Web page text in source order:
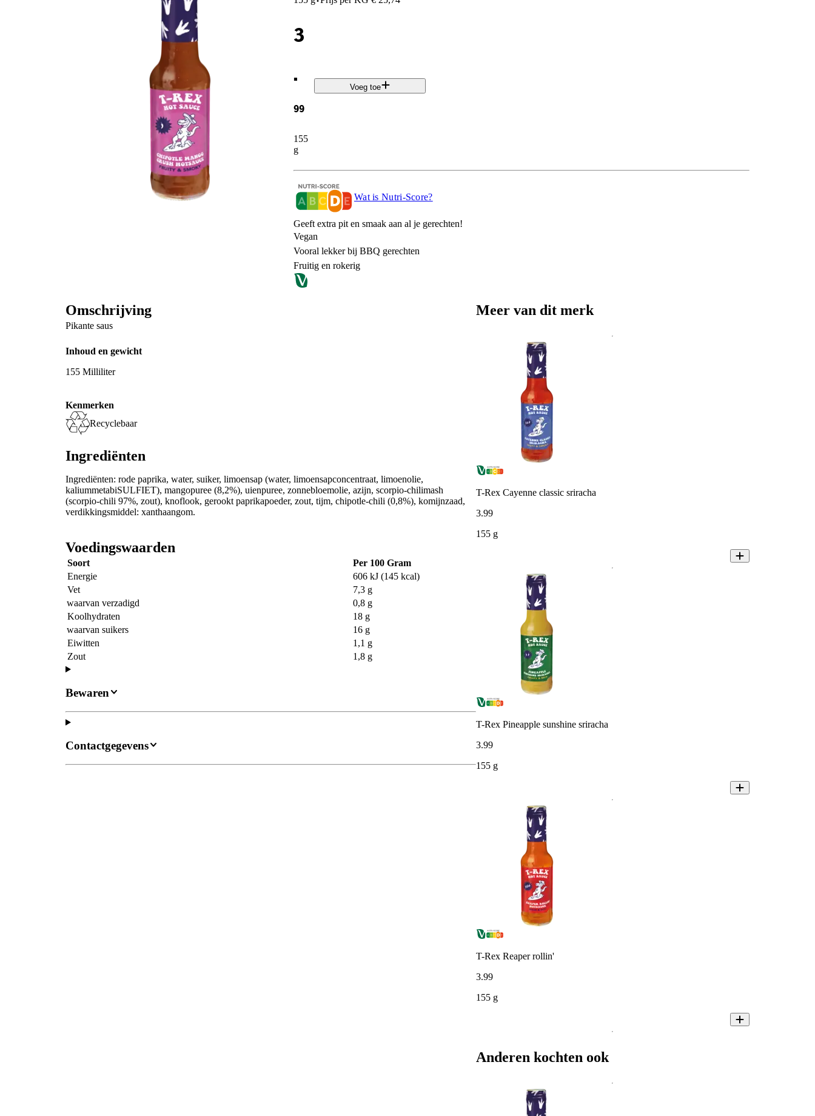
3
.
99
155
g
Voeg toe
Wat is Nutri-Score?
Geeft extra pit en smaak aan al je gerechten!
Vegan
Vooral lekker bij BBQ gerechten
Fruitig en rokerig
Omschrijving
Pikante saus
Inhoud en gewicht
155 Milliliter
Kenmerken
Recyclebaar
Ingrediënten
Ingrediënten: rode paprika, water, suiker, limoensap (water, limoensapconcentraat, limoenolie,
kaliummetabiSULFIET), mangopuree (8,2%), uienpuree, zonnebloemolie, azijn, scorpio-chilimash
(scorpio-chili 97%, zout), knoflook, gerookt paprikapoeder, zout, tijm, chipotle-chili (0,8%), komijnzaad,
verdikkingsmiddel: xanthaangom.
Voedingswaarden
Soort
Per 100 Gram
Energie
606 kJ (145 kcal)
Vet
7,3 g
waarvan verzadigd
0,8 g
Koolhydraten
18 g
waarvan suikers
16 g
Eiwitten
1,1 g
Zout
1,8 g
Bewaren
Contactgegevens
Meer van dit merk
T-Rex Cayenne classic sriracha
3.99
155 g
T-Rex Pineapple sunshine sriracha
3.99
155 g
T-Rex Reaper rollin'
3.99
155 g
Anderen kochten ook